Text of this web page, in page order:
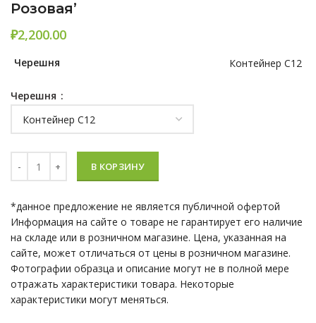
Розовая’
₽
Черешня Контейнер C12
Черешня
В КОРЗИНУ
*данное предложение не является публичной офертой
Информация на сайте о товаре не гарантирует его наличие
на складе или в розничном магазине. Цена, указанная на
сайте, может отличаться от цены в розничном магазине.
Фотографии образца и описание могут не в полной мере
отражать характеристики товара. Некоторые
характеристики могут меняться.